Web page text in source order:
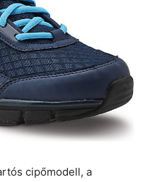
cipőmodell, a